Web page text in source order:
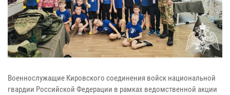
Военнослужащие Кировского соединения войск национальной
гвардии Российской Федерации в рамках ведомственной акции